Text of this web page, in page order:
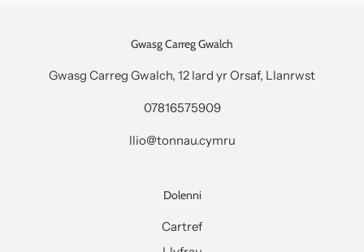
Gwasg Carreg Gwalch
Gwasg Carreg Gwalch, 12 Iard yr Orsaf, Llanrwst
07816575909
llio@tonnau.cymru
Dolenni
Cartref